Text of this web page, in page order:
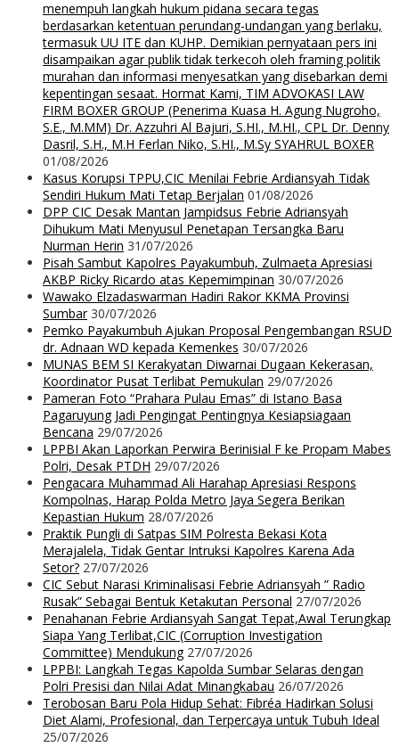
menempuh langkah hukum pidana secara tegas
berdasarkan ketentuan perundang-undangan yang berlaku,
termasuk UU ITE dan KUHP. Demikian pernyataan pers ini
disampaikan agar publik tidak terkecoh oleh framing politik
murahan dan informasi menyesatkan yang disebarkan demi
kepentingan sesaat. Hormat Kami, TIM ADVOKASI LAW
FIRM BOXER GROUP (Penerima Kuasa H. Agung Nugroho,
S.E., M.MM) Dr. Azzuhri Al Bajuri, S.HI., M.HI., CPL Dr. Denny
Dasril, S.H., M.H Ferlan Niko, S.HI., M.Sy SYAHRUL BOXER
01/08/2026
Kasus Korupsi TPPU,CIC Menilai Febrie Ardiansyah Tidak
Sendiri Hukum Mati Tetap Berjalan 01/08/2026
DPP CIC Desak Mantan Jampidsus Febrie Adriansyah
Dihukum Mati Menyusul Penetapan Tersangka Baru
Nurman Herin 31/07/2026
Pisah Sambut Kapolres Payakumbuh, Zulmaeta Apresiasi
AKBP Ricky Ricardo atas Kepemimpinan 30/07/2026
Wawako Elzadaswarman Hadiri Rakor KKMA Provinsi
Sumbar 30/07/2026
Pemko Payakumbuh Ajukan Proposal Pengembangan RSUD
dr. Adnaan WD kepada Kemenkes 30/07/2026
MUNAS BEM SI Kerakyatan Diwarnai Dugaan Kekerasan,
Koordinator Pusat Terlibat Pemukulan 29/07/2026
Pameran Foto “Prahara Pulau Emas” di Istano Basa
Pagaruyung Jadi Pengingat Pentingnya Kesiapsiagaan
Bencana 29/07/2026
LPPBI Akan Laporkan Perwira Berinisial F ke Propam Mabes
Polri, Desak PTDH 29/07/2026
Pengacara Muhammad Ali Harahap Apresiasi Respons
Kompolnas, Harap Polda Metro Jaya Segera Berikan
Kepastian Hukum 28/07/2026
Praktik Pungli di Satpas SIM Polresta Bekasi Kota
Merajalela, Tidak Gentar Intruksi Kapolres Karena Ada
Setor? 27/07/2026
CIC Sebut Narasi Kriminalisasi Febrie Adriansyah ” Radio
Rusak” Sebagai Bentuk Ketakutan Personal 27/07/2026
Penahanan Febrie Ardiansyah Sangat Tepat,Awal Terungkap
Siapa Yang Terlibat,CIC (Corruption Investigation
Committee) Mendukung 27/07/2026
LPPBI: Langkah Tegas Kapolda Sumbar Selaras dengan
Polri Presisi dan Nilai Adat Minangkabau 26/07/2026
Terobosan Baru Pola Hidup Sehat: Fibréa Hadirkan Solusi
Diet Alami, Profesional, dan Terpercaya untuk Tubuh Ideal
25/07/2026